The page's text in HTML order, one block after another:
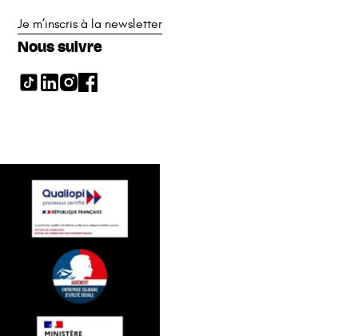
Je m’inscris à la newsletter
Nous suivre